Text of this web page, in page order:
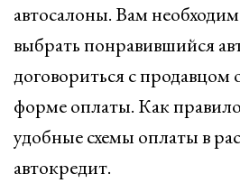
автосалоны. Вам
выбрать понравившийся
договориться с продавцом
форме оплаты. Как
удобные схемы оплаты в
автокредит.